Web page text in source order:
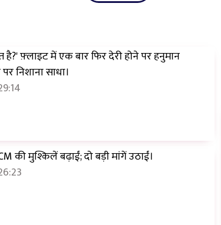
है?' फ़्लाइट में एक बार फिर देरी होने पर हनुमान
निशाना साधा।
की मुश्किलें बढ़ाईं; दो बड़ी मांगें उठाईं।